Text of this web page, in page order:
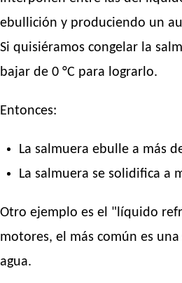
ebullición y produciendo un
Si quisiéramos congelar la
bajar de 0 °C para lograrlo.
Entonces:
La salmuera ebulle a más
La salmuera se solidifica a
Otro ejemplo es el "líquido
motores, el más común es
agua.